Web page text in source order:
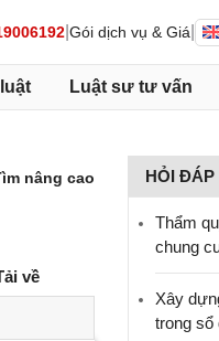
Gói dịch vụ & Giá
Luật sư tư vấn
nâng cao
về
HỎI ĐÁP
Thẩm
chung
Xây
trong sổ